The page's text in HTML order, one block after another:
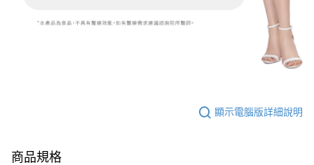
顯示電腦版詳細說明
商品規格